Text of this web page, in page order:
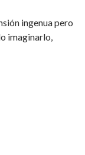
ingenua pero
imaginarlo,